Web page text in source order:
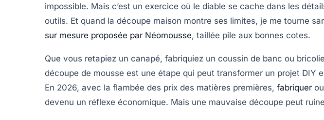
impossible. Mais c’est un exercice où le diable se cache dans les
outils. Et quand la découpe maison montre ses limites, je me tourne
sur mesure proposée par Néomousse, taillée pile aux bonnes cotes.
Que vous retapiez un canapé, fabriquiez un coussin de banc ou
découpe de mousse est une étape qui peut transformer un projet DIY
En 2026, avec la flambée des prix des matières premières, fabriquer
devenu un réflexe économique. Mais une mauvaise découpe peut